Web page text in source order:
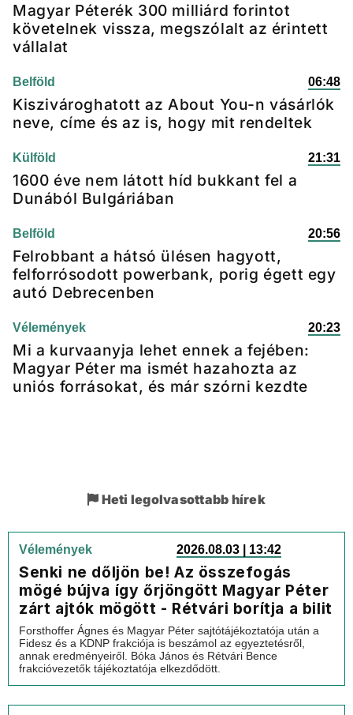
Magyar Péterék 300 milliárd forintot
követelnek vissza, megszólalt az érintett
vállalat
Belföld 06:48
Kiszivároghatott az About You-n vásárlók
neve, címe és az is, hogy mit rendeltek
Külföld 21:31
1600 éve nem látott híd bukkant fel a
Dunából Bulgáriában
Belföld 20:56
Felrobbant a hátsó ülésen hagyott,
felforrósodott powerbank, porig égett egy
autó Debrecenben
Vélemények 20:23
Mi a kurvaanyja lehet ennek a fejében:
Magyar Péter ma ismét hazahozta az
uniós forrásokat, és már szórni kezdte
Heti legolvasottabb hírek
Vélemények 2026.08.03 | 13:42
Senki ne dőljön be! Az összefogás
mögé bújva így őrjöngött Magyar Péter
zárt ajtók mögött - Rétvári borítja a bilit
Forsthoffer Ágnes és Magyar Péter sajtótájékoztatója után a
Fidesz és a KDNP frakciója is beszámol az egyeztetésről,
annak eredményeiről. Bóka János és Rétvári Bence
frakcióvezetők tájékoztatója elkezdődött.